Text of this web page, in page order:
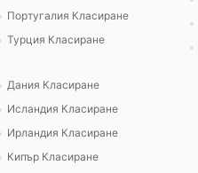
Португалия Класиране
Турция Класиране
Дания Класиране
Исландия Класиране
Ирландия Класиране
Кипър Класиране